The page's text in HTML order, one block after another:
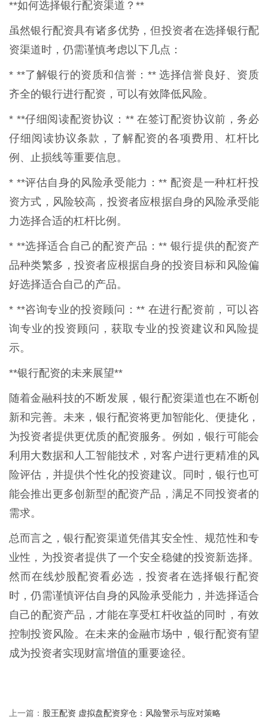
**如何选择银行配资渠道？**
虽然银行配资具有诸多优势，但投资者在选择银行配
资渠道时，仍需谨慎考虑以下几点：
* **了解银行的资质和信誉：** 选择信誉良好、资质
齐全的银行进行配资，可以有效降低风险。
* **仔细阅读配资协议：** 在签订配资协议前，务必
仔细阅读协议条款，了解配资的各项费用、杠杆比
例、止损线等重要信息。
* **评估自身的风险承受能力：** 配资是一种杠杆投
资方式，风险较高，投资者应根据自身的风险承受能
力选择合适的杠杆比例。
* **选择适合自己的配资产品：** 银行提供的配资产
品种类繁多，投资者应根据自身的投资目标和风险偏
好选择适合自己的产品。
* **咨询专业的投资顾问：** 在进行配资前，可以咨
询专业的投资顾问，获取专业的投资建议和风险提
示。
**银行配资的未来展望**
随着金融科技的不断发展，银行配资渠道也在不断创
新和完善。未来，银行配资将更加智能化、便捷化，
为投资者提供更优质的配资服务。例如，银行可能会
利用大数据和人工智能技术，对客户进行更精准的风
险评估，并提供个性化的投资建议。同时，银行也可
能会推出更多创新型的配资产品，满足不同投资者的
需求。
总而言之，银行配资渠道凭借其安全性、规范性和专
业性，为投资者提供了一个安全稳健的投资新选择。
然而在线炒股配资看必选，投资者在选择银行配资
时，仍需谨慎评估自身的风险承受能力，并选择适合
自己的配资产品，才能在享受杠杆收益的同时，有效
控制投资风险。在未来的金融市场中，银行配资有望
成为投资者实现财富增值的重要途径。
上一篇： 股王配资 虚拟盘配资穿仓：风险警示与应对策略